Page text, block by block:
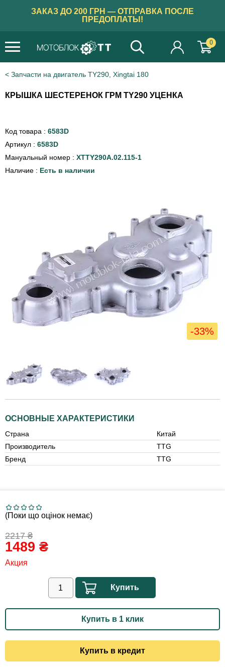
ЗАКАЗ ДО 200 ГРН — ОТПРАВКА ПОСЛЕ
ПРЕДОПЛАТЫ!
0
Запчасти на двигатель TY290, Xingtai 180
КРЫШКА ШЕСТЕРЕНОК ГРМ TY290 УЦЕНКА
Код товара : 6583D
Артикул : 6583D
Мануальный номер : XTTY290A.02.115-1
Наличие : Есть в наличии
-33%
ОСНОВНЫЕ ХАРАКТЕРИСТИКИ
Страна
Китай
Производитель
TTG
Бренд
TTG
(Поки що оцінок немає)
Акция
1489 ₴
2217₴
Купить
Купить в 1 клик
Купить в кредит